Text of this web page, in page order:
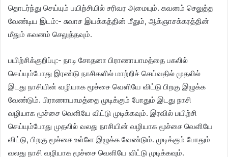
தொடர்ந்து செய்யும் பயிற்சியில் சரிவர அமையும். கவனம் செலுத்த
வேண்டிய இடம்:- சுவாச இயக்கத்தின் மீதும், ஆக்ஞாசக்கரத்தின்
மீதும் கவனம் செலுத்தவும்.
பயிற்சிக்குறிப்பு:- நாடி சோதனா பிராணாயாமத்தை பகலில்
செய்யும்போது இரண்டு நாசிகளில் மாற்றிச் செய்வதில் முதலில்
இடது நாசியின் வழியாக மூச்சை வெளியே விட்டு பிறகு இழுக்க
வேண்டும். பிராணாயாமத்தை முடிக்கும் போதும் இடது நாசி
வழியாக மூச்சை வெளியே விட்டு முடிக்கவும். இரவில் பயிற்சி
செய்யும்போது முதலில் வலது நாசியின் வழியாக மூச்சை வெளியே
விட்டு, பிறகு மூச்சை உள்ளே இழுக்க வேண்டும். முடிக்கும் போதும்
வலது நாசி வழியாக மூச்சை வெளியே விட்டு முடிக்கவும்.